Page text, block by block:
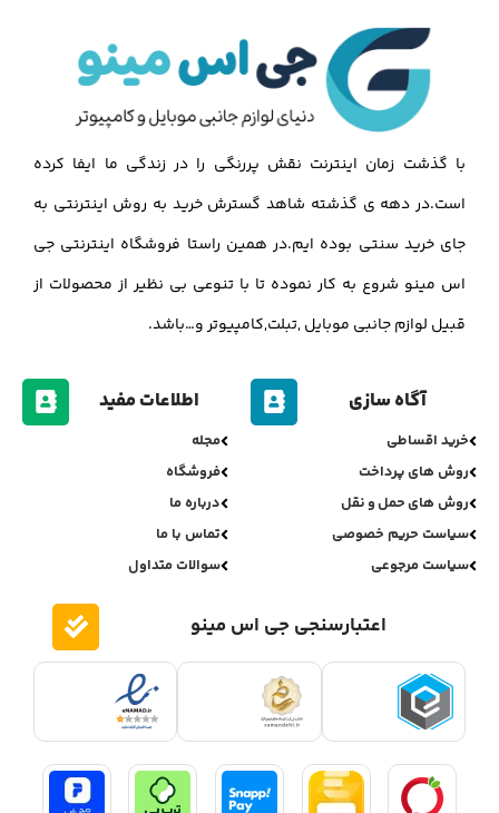
با گذشت زمان اینترنت نقش پررنگی را در زندگی ما ایفا کرده
است.در دهه ی گذشته شاهد گسترش خرید به روش اینترنتی به
جای خرید سنتی بوده ایم.در همین راستا فروشگاه اینترنتی جی
اس مینو شروع به کار نموده تا با تنوعی بی نظیر از محصولات از
قبیل لوازم جانبی موبایل ,تبلت,کامپیوتر و…باشد.
آگاه سازی
خرید اقساطی
روش های پرداخت
روش های حمل و نقل
سیاست حریم خصوصی
سیاست مرجوعی
اطلاعات مفید
مجله
فروشگاه
درباره ما
تماس با ما
سوالات متداول
اعتبارسنجی جی اس مینو